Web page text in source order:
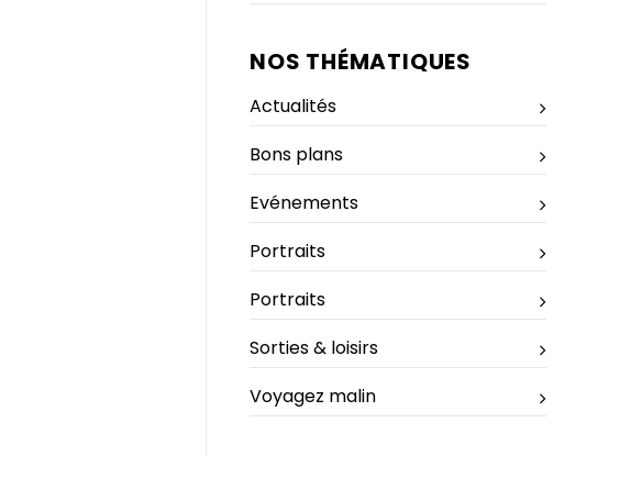
NOS THÉMATIQUES
Actualités
Bons plans
Evénements
Portraits
Portraits
Sorties & loisirs
Voyagez malin